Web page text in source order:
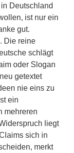
Deutschland
ist nur ein
gut.
Die reine
schlägt
oder Slogan
getextet
nie eins zu
ein
mehreren
liegt
sich in
merkt